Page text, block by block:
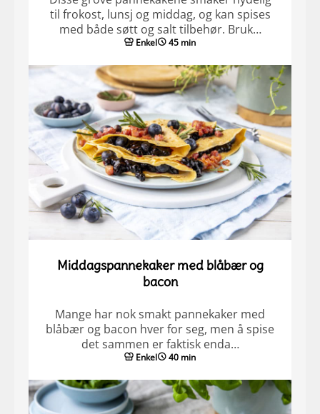
til frokost, lunsj og middag, og kan spises
med både søtt og salt tilbehør. Bruk…
Enkel 45 min
Middagspannekaker med blåbær og
bacon
Mange har nok smakt pannekaker med
blåbær og bacon hver for seg, men å spise
det sammen er faktisk enda…
Enkel 40 min